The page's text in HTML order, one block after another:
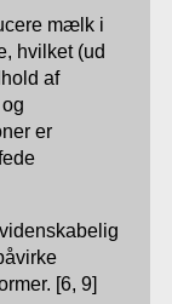
mælk i
hvilket (ud
af
er
[6, 9]